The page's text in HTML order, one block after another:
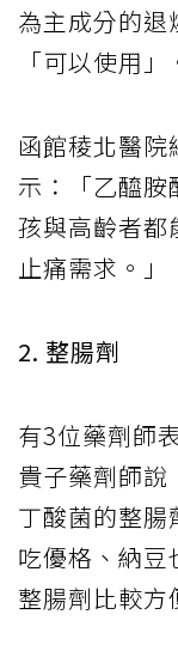
為主成分的
「可以使用」
函館稜北醫
示：「乙醯
孩與高齡者都
止痛需求。」
2. 整腸劑
有3位藥劑師
貴子藥劑師說
丁酸菌的整
吃優格、納豆
整腸劑比較方